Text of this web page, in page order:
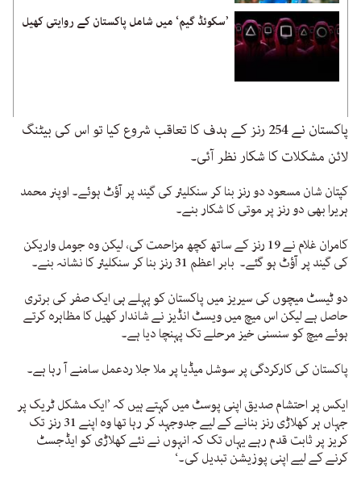
’سکوئڈ گیم‘ میں شامل پاکستان کے روایتی کھیل
پاکستان نے 254 رنز کے ہدف کا تعاقب شروع کیا تو اس کی بیٹنگ
لائن مشکلات کا شکار نظر آئی۔
کپتان شان مسعود دو رنز بنا کر سنکلیئر کی گیند پر آؤٹ ہوئے۔ اوپنر محمد
ہریرا بھی دو رنز پر موتی کا شکار بنے۔
کامران غلام نے 19 رنز کے ساتھ کچھ مزاحمت کی، لیکن وہ جومل واریکن
کی گیند پر آؤٹ ہو گئے۔ بابر اعظم 31 رنز بنا کر سنکلیئر کا نشانہ بنے۔
دو ٹیسٹ میچوں کی سیریز میں پاکستان کو پہلے ہی ایک صفر کی برتری
حاصل ہے لیکن اس میچ میں ویسٹ انڈیز نے شاندار کھیل کا مظاہرہ کرتے
ہوئے میچ کو سنسنی خیز مرحلے تک پہنچا دیا ہے۔
پاکستان کی کارکردگی پر سوشل میڈیا پر ملا جلا ردعمل سامنے آ رہا ہے۔
ایکس پر احتشام صدیق اپنی پوسٹ میں کہتے ہیں کہ ’ایک مشکل ٹریک پر
جہاں ہر کھلاڑی رنز بنانے کے لیے جدوجہد کر رہا تھا وہ اپنے 31 رنز تک
کریز پر ثابت قدم رہے یہاں تک کہ انہوں نے نئے کھلاڑی کو ایڈجسٹ
کرنے کے لیے اپنی پوزیشن تبدیل کی۔‘